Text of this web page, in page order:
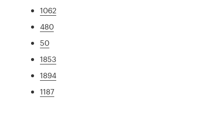
1062
480
50
1853
1894
1187